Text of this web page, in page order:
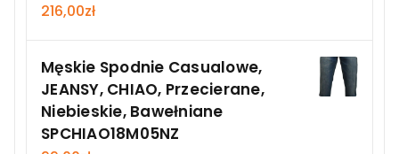
216,00zł
Męskie Spodnie Casualowe,
JEANSY, CHIAO, Przecierane,
Niebieskie, Bawełniane
SPCHIAO18M05NZ